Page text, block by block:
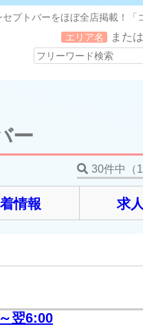
プトバーをほぼ全店掲載！「
エリア名
または
ー
30件中（
情報 求
翌6:00